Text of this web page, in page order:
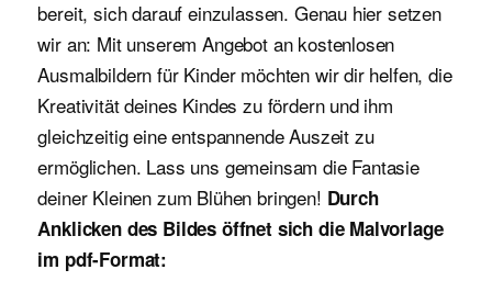
bereit, sich darauf einzulassen. Genau hier setzen
wir an: Mit unserem Angebot an kostenlosen
Ausmalbildern für Kinder möchten wir dir helfen, die
Kreativität deines Kindes zu fördern und ihm
gleichzeitig eine entspannende Auszeit zu
ermöglichen. Lass uns gemeinsam die Fantasie
deiner Kleinen zum Blühen bringen! Durch
Anklicken des Bildes öffnet sich die Malvorlage
im pdf-Format: